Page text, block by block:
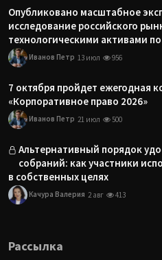
Опубликовано масштабное
исследование российского
технологическими активами
Иванов Петр 13 июл 956
7 октября пройдет ежегодная
«Корпоративное право 2026»
Иванов Петр 21 июл 500
Альтернативный порядок
собраний: как участники
в собственных целях
Качура Валерия 2 авг 413
Рассылка